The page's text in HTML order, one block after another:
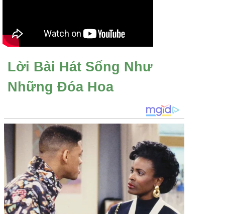
Lời Bài Hát Sống Như
Những Đóa Hoa